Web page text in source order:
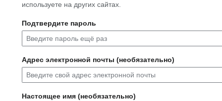
используете на других сайтах.
Подтвердите пароль
Адрес электронной почты (необязательно)
Настоящее имя (необязательно)